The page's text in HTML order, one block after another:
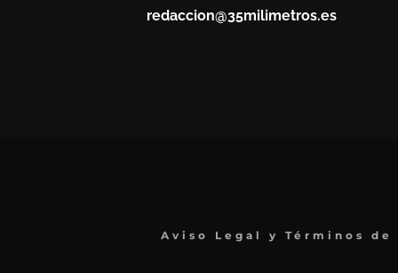
redaccion@35milimetros.es
Aviso Legal y Términos de